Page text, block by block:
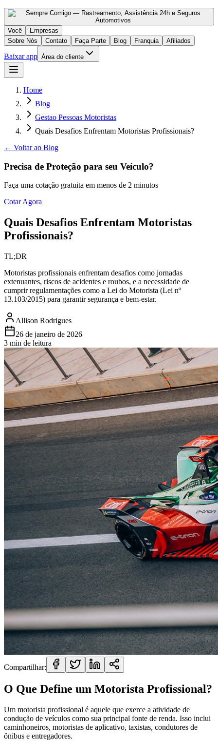
Você
Empresas
Sobre Nós
Contato Faça Parte Blog Franquia Afiliados
Baixar app Área do cliente
Home
Blog
Gestao Pessoas Motoristas
Quais Desafios Enfrentam Motoristas Profissionais?
← Voltar ao Blog
Precisa de Proteção para seu Veículo?
Faça uma cotação gratuita em menos de 2 minutos
Cotar Agora
Quais Desafios Enfrentam Motoristas
Profissionais?
TL;DR
Motoristas profissionais enfrentam desafios como jornadas
extenuantes, riscos de acidentes e roubos, e a necessidade de
cumprir regulamentações como a Lei do Motorista (Lei nº
13.103/2015) para garantir segurança e bem-estar.
Allison Rodrigues
26 de janeiro de 2026
3 min de leitura
Compartilhar:
O Que Define um Motorista Profissional?
Um motorista profissional é aquele que exerce a atividade de
condução de veículos como sua principal fonte de renda. Isso inclui
caminhoneiros, motoristas de aplicativo, taxistas, condutores de
ônibus e entregadores.